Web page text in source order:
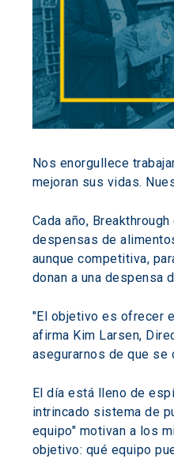
Nos enorgullece
mejoran sus vidas.
Cada año,
despensas de
aunque competitiva,
donan a una despensa
"El objetivo es ofrecer
afirma Kim Larsen,
asegurarnos de que se
El día está lleno de
intrincado sistema de
equipo" motivan a los
objetivo: qué equipo